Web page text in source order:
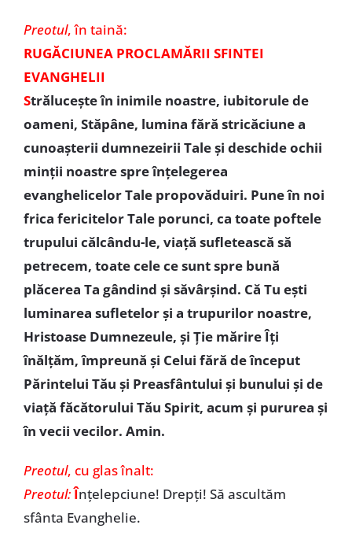
Preotul, în taină:
RUGĂCIUNEA PROCLAMĂRII SFINTEI
EVANGHELII
Străluceşte în inimile noastre, iubitorule de
oameni, Stăpâne, lumina fără stricăciune a
cunoaşterii dumnezeirii Tale şi deschide ochii
minţii noastre spre înţelegerea
evanghelicelor Tale propovăduiri. Pune în noi
frica fericitelor Tale porunci, ca toate poftele
trupului călcându-le, viaţă sufletească să
petrecem, toate cele ce sunt spre bună
plăcerea Ta gândind şi săvârşind. Că Tu eşti
luminarea sufletelor şi a trupurilor noastre,
Hristoase Dumnezeule, şi Ţie mărire Îţi
înălţăm, împreună şi Celui fără de început
Părintelui Tău şi Preasfântului şi bunului şi de
viaţă făcătorului Tău Spirit, acum şi pururea şi
în vecii vecilor. Amin.
Preotul, cu glas înalt:
Preotul:Înţelepciune! Drepţi! Să ascultăm
sfânta Evanghelie.